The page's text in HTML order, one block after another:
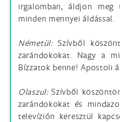
irgalomban, áldjon
minden mennyei áldással.
Németül:Szívből
zarándokokat. Nagy a
Bízzatok benne! Apostoli
Olaszul:Szívből
zarándokokat és
televízión keresztül